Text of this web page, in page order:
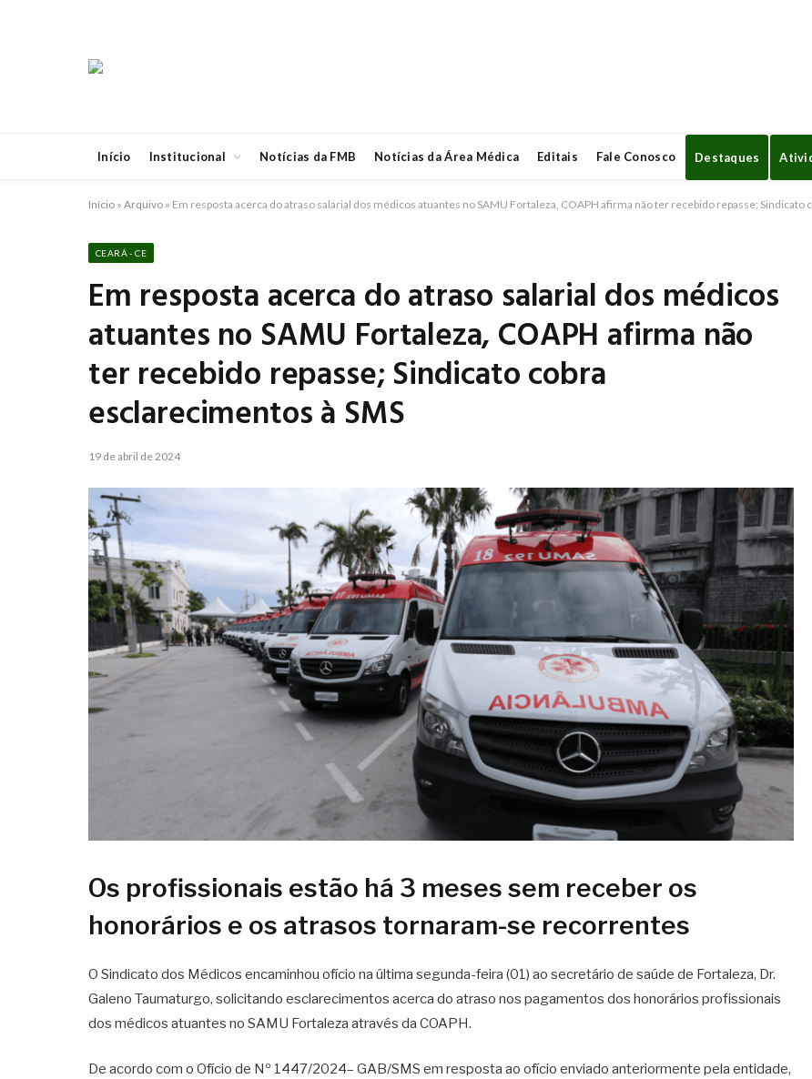
Início Institucional Notícias da FMB Notícias da Área Médica Editais Fale Conosco Destaques
Início » Arquivo » Em resposta acerca do atraso salarial dos médicos atuantes no SAMU Fortaleza, COAPH afirma não ter recebido repasse; Sindicato
CEARÁ - CE
Em resposta acerca do atraso salarial dos médicos
atuantes no SAMU Fortaleza, COAPH afirma não
ter recebido repasse; Sindicato cobra
esclarecimentos à SMS
19 de abril de 2024
Os profissionais estão há 3 meses sem receber os
honorários e os atrasos tornaram-se recorrentes
O Sindicato dos Médicos encaminhou ofício na última segunda-feira (01) ao secretário de saúde de Fortaleza, Dr.
Galeno Taumaturgo, solicitando esclarecimentos acerca do atraso nos pagamentos dos honorários profissionais
dos médicos atuantes no SAMU Fortaleza através da COAPH.
De acordo com o Ofício de Nº 1447/2024– GAB/SMS em resposta ao ofício enviado anteriormente pela entidade,